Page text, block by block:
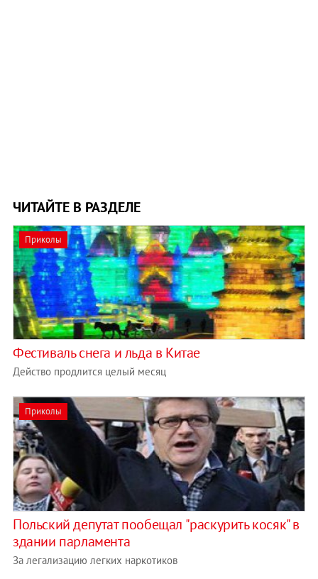
ЧИТАЙТЕ В РАЗДЕЛЕ
Приколы
Фестиваль снега и льда в Китае
Действо продлится целый месяц
Приколы
Польский депутат пообещал "раскурить косяк" в
здании парламента
За легализацию легких наркотиков